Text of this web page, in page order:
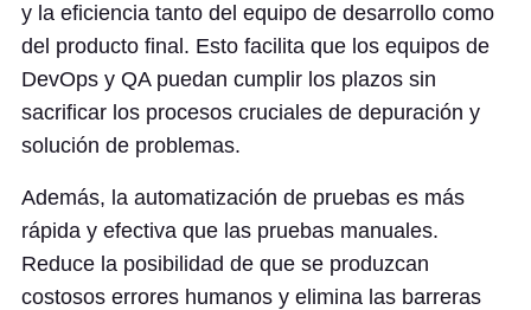
y la eficiencia tanto del equipo de desarrollo como
del producto final. Esto facilita que los equipos de
DevOps y QA puedan cumplir los plazos sin
sacrificar los procesos cruciales de depuración y
solución de problemas.
Además, la automatización de pruebas es más
rápida y efectiva que las pruebas manuales.
Reduce la posibilidad de que se produzcan
costosos errores humanos y elimina las barreras